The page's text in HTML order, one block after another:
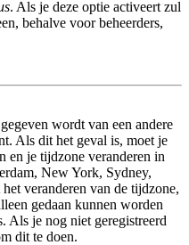
. Als je deze optie activeert zul
behalve voor beheerders,
wordt van een andere
Als dit het geval is, moet je
en je tijdzone veranderen in
New York, Sydney,
veranderen van de tijdzone,
gedaan kunnen worden
Als je nog niet geregistreerd
dit te doen.